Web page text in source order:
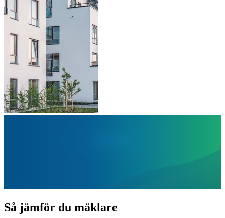
Så jämför du mäklare